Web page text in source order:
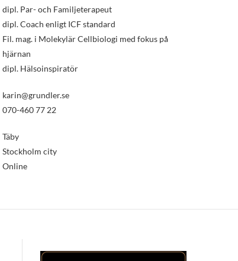
dipl. Par- och Familjeterapeut
dipl. Coach enligt ICF standard
Fil. mag. i Molekylär Cellbiologi med fokus på
hjärnan
dipl. Hälsoinspiratör
karin@grundler.se
070-460 77 22
Täby
Stockholm city
Online